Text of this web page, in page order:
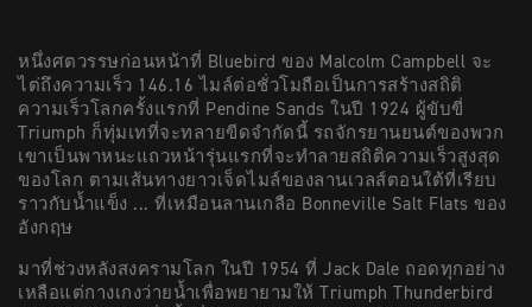
หนึ่งศตวรรษก่อนหน้าที่ Bluebird ของ Malcolm Campbell จะ
ไต่ถึงความเร็ว 146.16 ไมล์ต่อชั่วโมถือเป็นการสร้างสถิติ
ความเร็วโลกครั้งแรกที่ Pendine Sands ในปี 1924 ผู้ขับขี่
Triumph ก็ทุ่มเทที่จะทลายขีดจำกัดนี้ รถจักรยานยนต์ของพวก
เขาเป็นพาหนะแถวหน้ารุ่นแรกที่จะทำลายสถิติความเร็วสูงสุด
ของโลก ตามเส้นทางยาวเจ็ดไมล์ของลานเวลส์ตอนใต้ที่เรียบ
ราวกับน้ำแข็ง ... ที่เหมือนลานเกลือ Bonneville Salt Flats ของ
อังกฤษ
มาที่ช่วงหลังสงครามโลก ในปี 1954 ที่ Jack Dale ถอดทุกอย่าง
เหลือแต่กางเกงว่ายน้ำเพื่อพยายามให้ Triumph Thunderbird